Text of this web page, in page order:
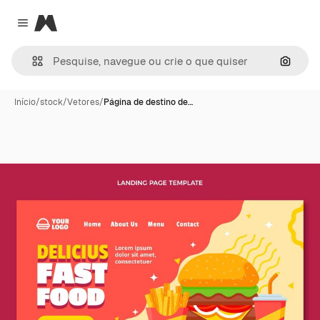
Close menu
Magnific
Início/stock/Vetores/Página de destino de…